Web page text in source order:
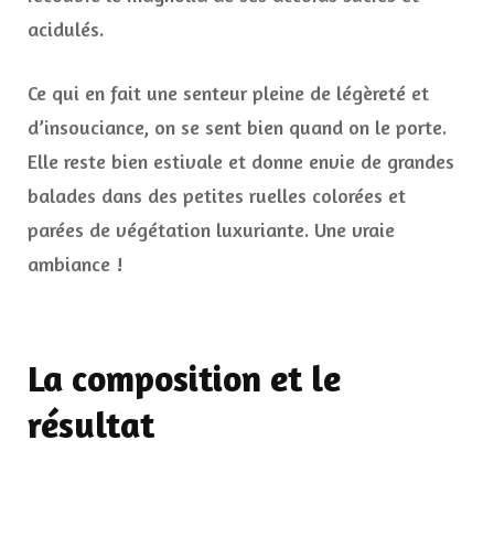
acidulés.
Ce qui en fait une senteur pleine de légèreté et
d’insouciance, on se sent bien quand on le porte.
Elle reste bien estivale et donne envie de grandes
balades dans des petites ruelles colorées et
parées de végétation luxuriante. Une vraie
ambiance !
La composition et le
résultat